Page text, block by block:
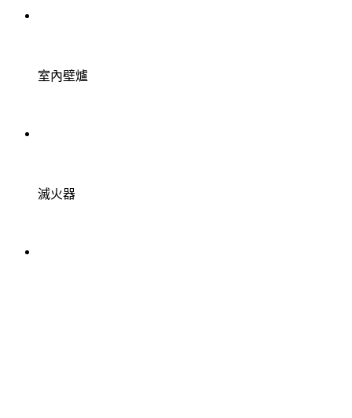
室內壁爐
滅火器